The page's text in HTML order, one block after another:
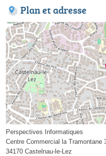
Plan et adresse
Perspectives Informatiques
Centre Commercial la Tramontane
34170 Castelnau-le-Lez